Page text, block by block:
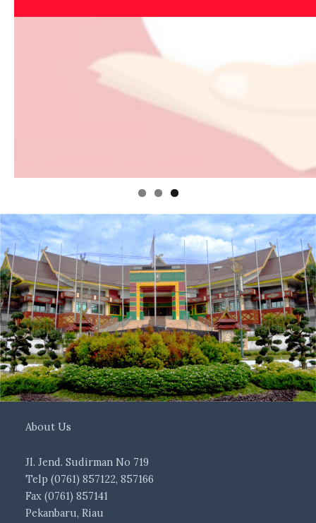
About Us
Jl. Jend. Sudirman No 719
Telp (0761) 857122, 857166
Fax (0761) 857141
Pekanbaru, Riau